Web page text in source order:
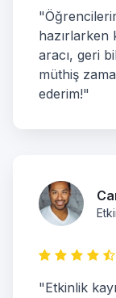
hazırlarken
aracı, geri
müthiş
ederim!"
"Etkinlik